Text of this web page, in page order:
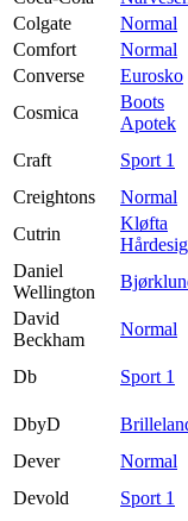
Colgate
Normal
Comfort
Normal
Converse
Eurosko
Cosmica
Boots
Apotek
Craft
Sport 1
Creightons
Normal
Cutrin
Kløfta
Daniel
Wellington
David
Beckham
Normal
Db
Sport 1
DbyD
Dever
Normal
Devold
Sport 1